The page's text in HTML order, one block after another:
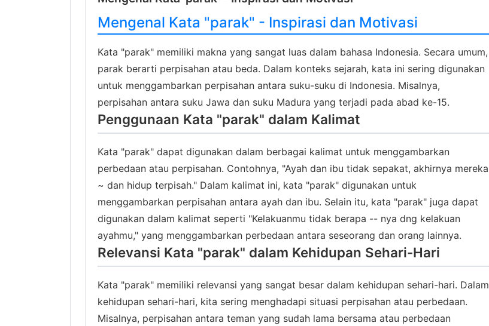
Mengenal Kata "parak" - Inspirasi dan Motivasi
Kata "parak" memiliki makna yang sangat luas dalam bahasa Indonesia. Secara umum,
parak berarti perpisahan atau beda. Dalam konteks sejarah, kata ini sering digunakan
untuk menggambarkan perpisahan antara suku-suku di Indonesia. Misalnya,
perpisahan antara suku Jawa dan suku Madura yang terjadi pada abad ke-15.
Penggunaan Kata "parak" dalam Kalimat
Kata "parak" dapat digunakan dalam berbagai kalimat untuk menggambarkan
perbedaan atau perpisahan. Contohnya, "Ayah dan ibu tidak sepakat, akhirnya mereka
~ dan hidup terpisah." Dalam kalimat ini, kata "parak" digunakan untuk
menggambarkan perpisahan antara ayah dan ibu. Selain itu, kata "parak" juga dapat
digunakan dalam kalimat seperti "Kelakuanmu tidak berapa -- nya dng kelakuan
ayahmu," yang menggambarkan perbedaan antara seseorang dan orang lainnya.
Relevansi Kata "parak" dalam Kehidupan Sehari-Hari
Kata "parak" memiliki relevansi yang sangat besar dalam kehidupan sehari-hari. Dalam
kehidupan sehari-hari, kita sering menghadapi situasi perpisahan atau perbedaan.
Misalnya, perpisahan antara teman yang sudah lama bersama atau perbedaan